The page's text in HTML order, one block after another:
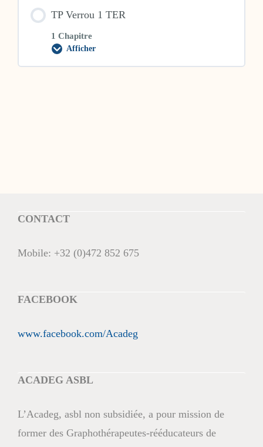
TP Verrou 1 TER
1 Chapitre
Afficher
TP
CONTACT
Mobile: +32 (0)472 852 675
FACEBOOK
www.facebook.com/Acadeg
ACADEG ASBL
L’Acadeg, asbl non subsidiée, a pour mission de
former des Graphothérapeutes-rééducateurs de